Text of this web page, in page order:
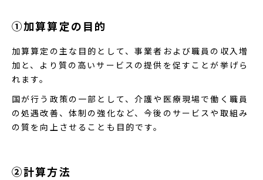
①加算算定の目的
加算算定の主な目的として、事業者および職員の収入増
加と、より質の高いサービスの提供を促すことが挙げら
れます。
国が行う政策の一部として、介護や医療現場で働く職員
の処遇改善、体制の強化など、今後のサービスや取組み
の質を向上させることも目的です。
②計算方法